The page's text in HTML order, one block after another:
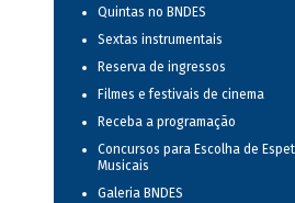
Quintas no BNDES
Sextas instrumentais
Reserva de ingressos
Filmes e festivais de cinema
Receba a programação
Concursos para Escolha de
Musicais
Galeria BNDES